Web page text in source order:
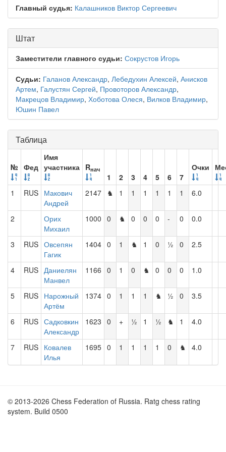
Главный судья: Калашников Виктор Сергеевич
Штат
Заместители главного судьи: Сокрустов Игорь
Судьи: Галанов Александр, Лебедухин Алексей, Анисков
Артем, Галустян Сергей, Провоторов Александр,
Макрецов Владимир, Хоботова Олеся, Вилков Владимир,
Юшин Павел
Таблица
№ Фед
Имя
участника Rнач
1 2 3 4 5 6 7
Очки
1 RUS Макович
Андрей
2147 ♞ 1 1 1 1 1 1 6.0
2
Орих
Михаил
1000 0 ♞ 0 0 0 - 0 0.0
3 RUS Овсепян
Гагик
1404 0 1 ♞ 1 0 ½ 0 2.5
4 RUS Даниелян
Манвел
1166 0 1 0 ♞ 0 0 0 1.0
5 RUS Нарожный
Артём
1374 0 1 1 1 ♞ ½ 0 3.5
6 RUS Садковкин
Александр
1623 0 + ½ 1 ½ ♞ 1 4.0
7 RUS Ковалев
Илья
1695 0 1 1 1 1 0 ♞ 4.0
© 2013-2026 Chess Federation of Russia. Ratg chess rating
system. Build 0500